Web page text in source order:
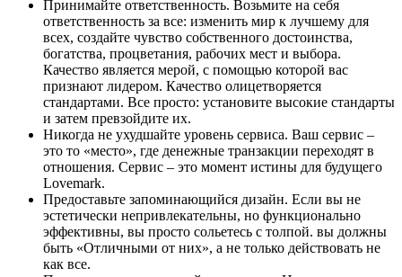
Принимайте ответственность. Возьмите на себя
ответственность за все: изменить мир к лучшему для
всех, создайте чувство собственного достоинства,
богатства, процветания, рабочих мест и выбора.
Качество является мерой, с помощью которой вас
признают лидером. Качество олицетворяется
стандартами. Все просто: установите высокие стандарты
и затем превзойдите их.
Никогда не ухудшайте уровень сервиса. Ваш сервис –
это то «место», где денежные транзакции переходят в
отношения. Сервис – это момент истины для будущего
Lovemark.
Предоставьте запоминающийся дизайн. Если вы не
эстетически непривлекательны, но функционально
эффективны, вы просто сольетесь с толпой. вы должны
быть «Отличными от них», а не только действовать не
как все.